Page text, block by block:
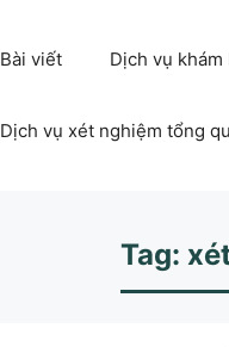
Bài viết Dịch vụ
Dịch vụ xét nghiệm tổng
Tag: